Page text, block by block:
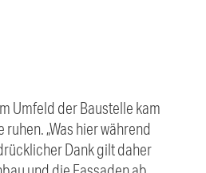
Umfeld der Baustelle kam
„Was hier während
Dank gilt daher